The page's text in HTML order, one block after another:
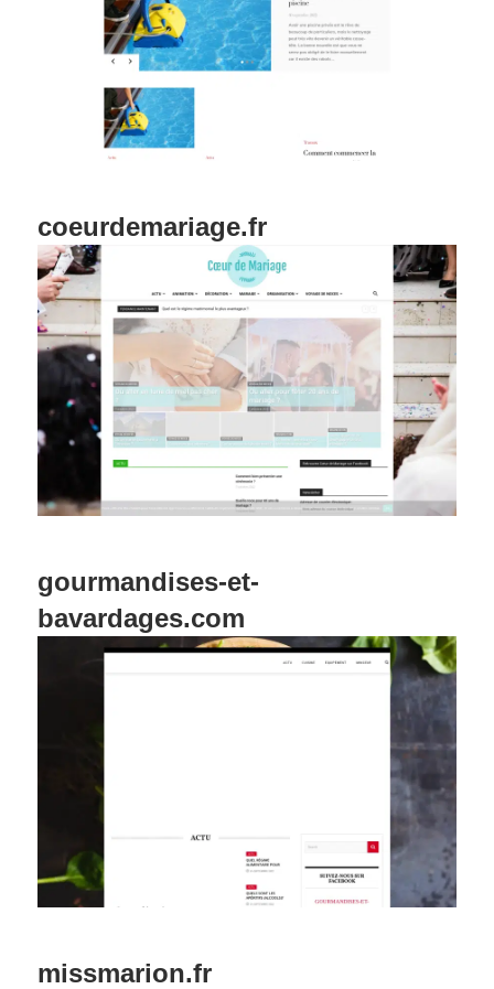
coeurdemariage.fr
gourmandises-et-
bavardages.com
missmarion.fr